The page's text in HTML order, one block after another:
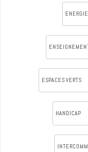
ENERGIE
ESPACES VERTS
HANDICAP